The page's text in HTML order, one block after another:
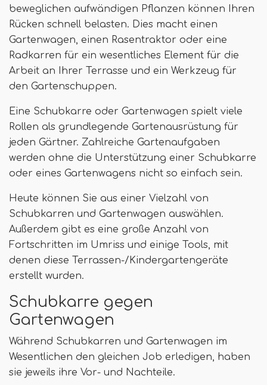
beweglichen aufwändigen Pflanzen können Ihren
Rücken schnell belasten. Dies macht einen
Gartenwagen, einen Rasentraktor oder eine
Radkarren für ein wesentliches Element für die
Arbeit an Ihrer Terrasse und ein Werkzeug für
den Gartenschuppen.
Eine Schubkarre oder Gartenwagen spielt viele
Rollen als grundlegende Gartenausrüstung für
jeden Gärtner. Zahlreiche Gartenaufgaben
werden ohne die Unterstützung einer Schubkarre
oder eines Gartenwagens nicht so einfach sein.
Heute können Sie aus einer Vielzahl von
Schubkarren und Gartenwagen auswählen.
Außerdem gibt es eine große Anzahl von
Fortschritten im Umriss und einige Tools, mit
denen diese Terrassen-/Kindergartengeräte
erstellt wurden.
Schubkarre gegen
Gartenwagen
Während Schubkarren und Gartenwagen im
Wesentlichen den gleichen Job erledigen, haben
sie jeweils ihre Vor- und Nachteile.